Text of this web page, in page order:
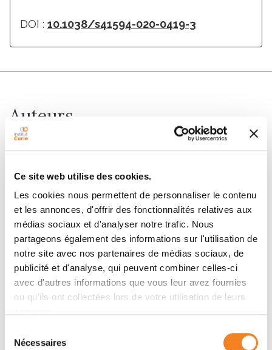
Ce site web utilise des cookies.
Les cookies nous permettent de personnaliser le contenu
et les annonces, d'offrir des fonctionnalités relatives aux
médias sociaux et d'analyser notre trafic. Nous
partageons également des informations sur l'utilisation de
notre site avec nos partenaires de médias sociaux, de
publicité et d'analyse, qui peuvent combiner celles-ci
avec d'autres informations que vous leur avez fournies
ou qu'ils ont collectées lors de votre utilisation de leurs
Nécessaires
DOI : 10.1038/s41594-020-0419-3
Auteurs
A. Takedachi, E. Despras, S. Scaglione, R. Guérois, J. H.
M. Schertzer, A. Guille, D. Churikov, I. Callebaut, V.
Naim, M. Chaffanet, J. P. Borg, F. Bertucci, P. Revy, D.
Birnbaum, A. Londoño-Vallejo, P. L. Kannouche, P. H. L.
Gaillard
Membres